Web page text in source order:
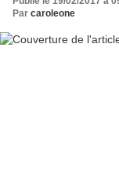
Par caroleone